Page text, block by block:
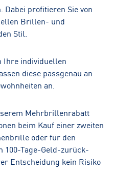
profitieren Sie von
Brillen- und
Stil.
Ihre individuellen
diese passgenau an
an.
Mehrbrillenrabatt
beim Kauf einer zweiten
oder für den
100-Tage-Geld-zurück-
Entscheidung kein Risiko